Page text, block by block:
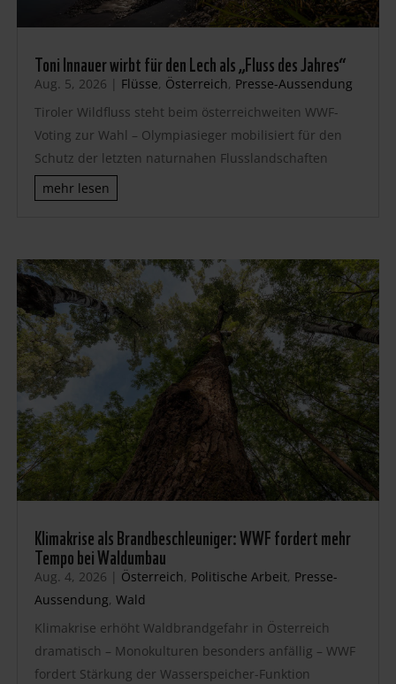
Toni Innauer wirbt für den Lech als „Fluss des Jahres“
Aug. 5, 2026 | Flüsse, Österreich, Presse-Aussendung
Tiroler Wildfluss steht beim österreichweiten WWF-
Voting zur Wahl – Olympiasieger mobilisiert für den
Schutz der letzten naturnahen Flusslandschaften
mehr lesen
Klimakrise als Brandbeschleuniger: WWF fordert mehr
Tempo bei Waldumbau
Aug. 4, 2026 | Österreich, Politische Arbeit, Presse-
Aussendung, Wald
Klimakrise erhöht Waldbrandgefahr in Österreich
dramatisch – Monokulturen besonders anfällig – WWF
fordert Stärkung der Wasserspeicher-Funktion